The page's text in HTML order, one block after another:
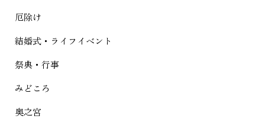
厄除け
結婚式・ライフイベント
祭典・行事
みどころ
奥之宮